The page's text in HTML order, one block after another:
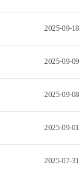
2025-09-18
2025-09-09
2025-09-08
2025-09-01
2025-07-31